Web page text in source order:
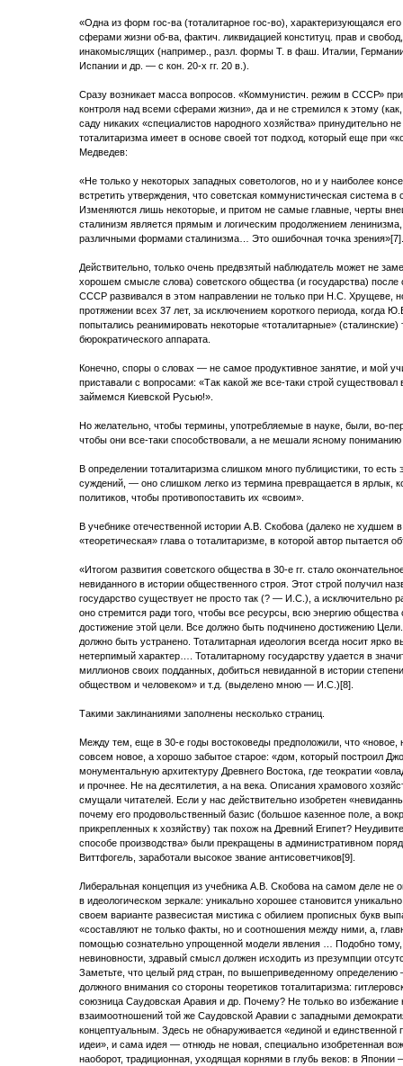
«Одна из форм гос-ва (тоталитарное гос-во), характеризующаяся
сферами жизни об-ва, фактич. ликвидацией конституц. прав и
инакомыслящих (например., разл. формы Т. в фаш. Италии,
Испании и др. — с кон. 20-х гг. 20 в.).
Сразу возникает масса вопросов. «Коммунистич. режим в СССР»
контроля над всеми сферами жизни», да и не стремился к этому
саду никаких «специалистов народного хозяйства» принудительно
тоталитаризма имеет в основе своей тот подход, который еще при
Медведев:
«Не только у некоторых западных советологов, но и у наиболее
встретить утверждения, что советская коммунистическая система
Изменяются лишь некоторые, и притом не самые главные, черты
сталинизм является прямым и логическим продолжением
различными формами сталинизма… Это ошибочная точка зрения»[7].
Действительно, только очень предвзятый наблюдатель может не
хорошем смысле слова) советского общества (и государства) после
СССР развивался в этом направлении не только при Н.С. Хрущеве,
протяжении всех 37 лет, за исключением короткого периода, когда
попытались реанимировать некоторые «тоталитарные»
бюрократического аппарата.
Конечно, споры о словах — не самое продуктивное занятие, и мой
приставали с вопросами: «Так какой же все-таки строй
займемся Киевской Русью!».
Но желательно, чтобы термины, употребляемые в науке, были, во-
чтобы они все-таки способствовали, а не мешали ясному
В определении тоталитаризма слишком много публицистики, то
суждений, — оно слишком легко из термина превращается в ярлык,
политиков, чтобы противопоставить их «своим».
В учебнике отечественной истории А.В. Скобова (далеко не худшем
«теоретическая» глава о тоталитаризме, в которой автор пытается
«Итогом развития советского общества в 30-е гг. стало
невиданного в истории общественного строя. Этот строй получил
государство существует не просто так (? — И.С.), а исключительно
оно стремится ради того, чтобы все ресурсы, всю энергию общества
достижение этой цели. Все должно быть подчинено достижению
должно быть устранено. Тоталитарная идеология всегда носит
нетерпимый характер…. Тоталитарному государству удается в
миллионов своих подданных, добиться невиданной в истории
обществом и человеком» и т.д. (выделено мною — И.С.)[8].
Такими заклинаниями заполнены несколько страниц.
Между тем, еще в 30-е годы востоковеды предположили, что
совсем новое, а хорошо забытое старое: «дом, который построил
монументальную архитектуру Древнего Востока, где теократии
и прочнее. Не на десятилетия, а на века. Описания храмового
смущали читателей. Если у нас действительно изобретен
почему его продовольственный базис (большое казенное поле, а
прикрепленных к хозяйству) так похож на Древний Египет?
способе производства» были прекращены в административном
Виттфогель, заработали высокое звание антисоветчиков[9].
Либеральная концепция из учебника А.В. Скобова на самом деле не
в идеологическом зеркале: уникально хорошее становится
своем варианте развесистая мистика с обилием прописных букв
«составляют не только факты, но и соотношения между ними, а,
помощью сознательно упрощенной модели явления … Подобно тому,
невиновности, здравый смысл должен исходить из презумпции
Заметьте, что целый ряд стран, по вышеприведенному определению
должного внимания со стороны теоретиков тоталитаризма:
союзница Саудовская Аравия и др. Почему? Не только во избежание
взаимоотношений той же Саудовской Аравии с западными
концептуальным. Здесь не обнаруживается «единой и
идеи», и сама идея — отнюдь не новая, специально изобретенная
наоборот, традиционная, уходящая корнями в глубь веков: в